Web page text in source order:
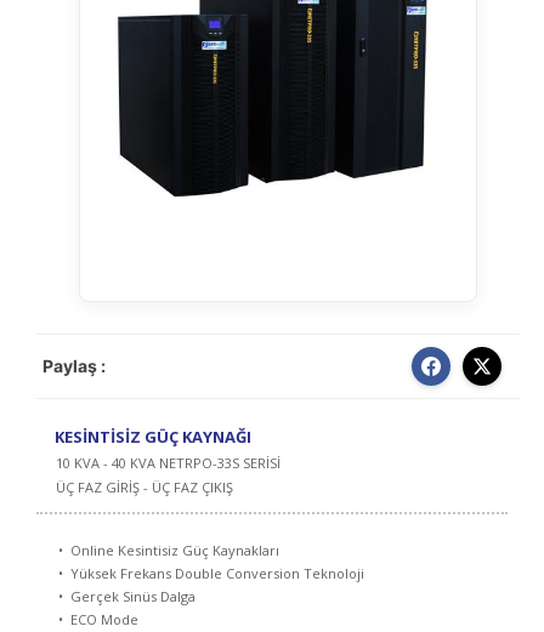
Paylaş :
KESİNTİSİZ GÜÇ KAYNAĞI
10 KVA - 40 KVA NETRPO-33S SERİSİ
ÜÇ FAZ GİRİŞ - ÜÇ FAZ ÇIKIŞ
• Online Kesintisiz Güç Kaynakları
• Yüksek Frekans Double Conversion Teknoloji
• Gerçek Sinüs Dalga
• ECO Mode